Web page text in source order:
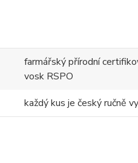
farmářský přírodní
vosk RSPO
každý kus je český ručně